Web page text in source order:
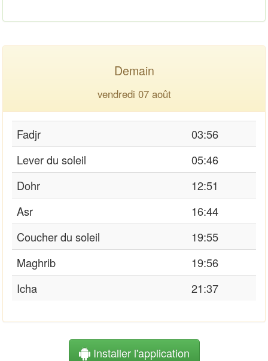
Demain
vendredi 07 août
Fadjr
03:56
Lever du soleil
05:46
Dohr
12:51
Asr
16:44
Coucher du soleil
19:55
Maghrib
19:56
Icha
21:37
Installer l'application